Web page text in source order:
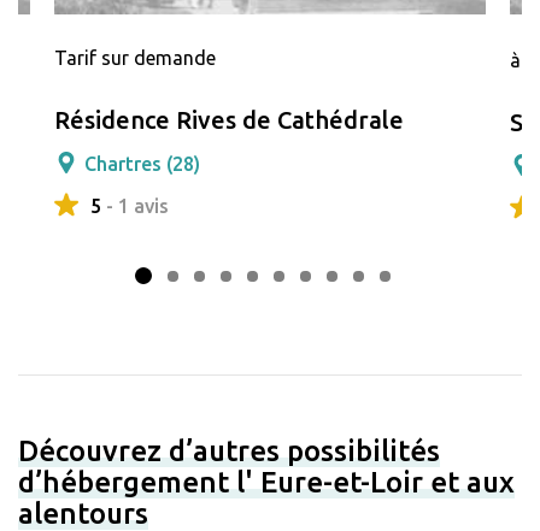
Tarif sur demande
Résidence Rives de Cathédrale
Chartres (28)
5 - 1 avis
à
Découvrez d’autres possibilités
d’hébergement l' Eure-et-Loir et aux
alentours